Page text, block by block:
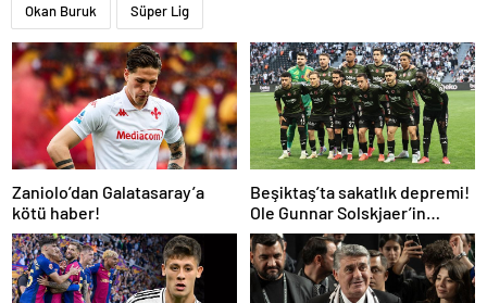
Okan Buruk Süper Lig
Zaniolo’dan Galatasaray’a
kötü haber!
Beşiktaş’ta sakatlık depremi!
Ole Gunnar Solskjaer’in
tepkisi dikkat çekti